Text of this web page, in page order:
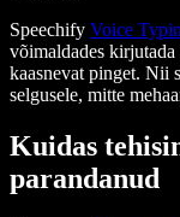
Speechify Voice
võimaldades kirjutada
kaasnevat pinget. Nii
selgusele, mitte
Kuidas
parandanud